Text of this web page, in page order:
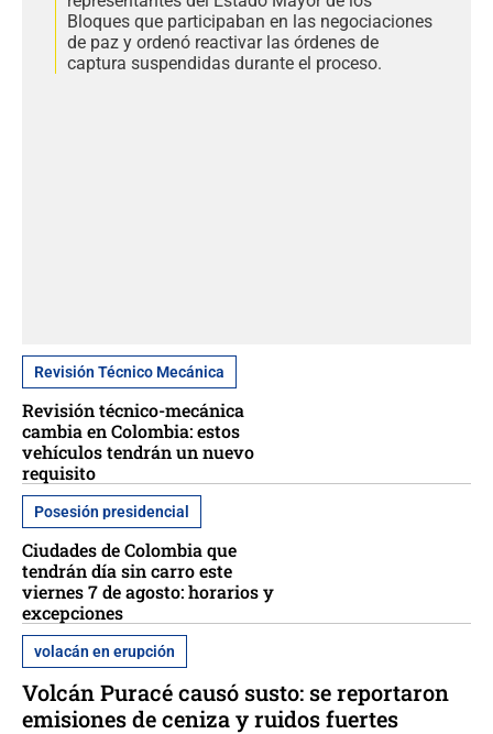
Bloques que participaban en las negociaciones
de paz y ordenó reactivar las órdenes de
captura suspendidas durante el proceso.
Revisión Técnico Mecánica
Revisión técnico-mecánica
cambia en Colombia: estos
vehículos tendrán un nuevo
requisito
Posesión presidencial
Ciudades de Colombia que
tendrán día sin carro este
viernes 7 de agosto: horarios y
excepciones
volacán en erupción
Volcán Puracé causó susto: se reportaron
emisiones de ceniza y ruidos fuertes